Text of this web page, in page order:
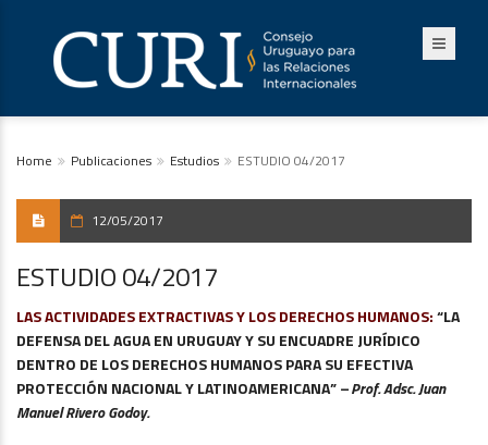
Home Publicaciones Estudios ESTUDIO 04/2017
12/05/2017
ESTUDIO 04/2017
LAS ACTIVIDADES EXTRACTIVAS Y LOS DERECHOS HUMANOS:“LA
DEFENSA DEL AGUA EN URUGUAY Y SU ENCUADRE JURÍDICO
DENTRO DE LOS DERECHOS HUMANOS PARA SU EFECTIVA
PROTECCIÓN NACIONAL Y LATINOAMERICANA”–Prof. Adsc. Juan
Manuel Rivero Godoy.